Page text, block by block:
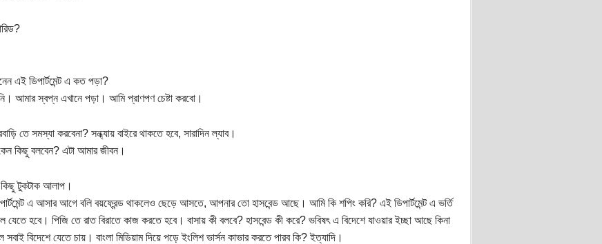
এই ডিপার্টমেন্ট এ কত পড়া?
আমার স্বপ্ন এখানে পড়া। আমি প্রাণপণ চেষ্টা করবো।
তে সমস্যা করবেনা? সন্ধ্যায় বাইরে থাকতে হবে, সারাদিন ল্যাব।
কিছু বলবেন? এটা আমার জীবন।
টুকটাক আলাপ।
এ আসার আগে বলি বয়ফ্রেন্ড থাকলেও ছেড়ে আসতে, আপনার তো হাসবেন্ড আছে। আমি কি শপিং করি? এই ডিপার্টমেন্ট এ ভর্তি
যেতে হবে। পিজি তে রাত বিরাতে কাজ করতে হবে। বাসায় কী বলবে? হাসবেন্ড কী করে? ভবিষৎ এ বিদেশে যাওয়ার ইচ্ছা আছে কিনা
বিদেশে যেতে চায়। বাংলা মিডিয়াম দিয়ে পড়ে ইংলিশ ভার্সন কাভার করতে পারব কি? ইত্যাদি।